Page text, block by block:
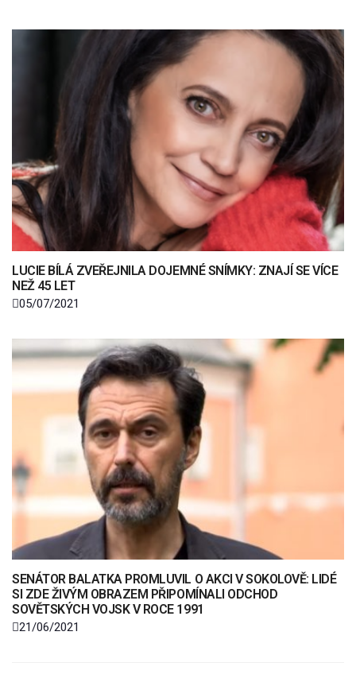
LUCIE BÍLÁ ZVEŘEJNILA DOJEMNÉ SNÍMKY: ZNAJÍ SE VÍCE
NEŽ 45 LET
05/07/2021
SENÁTOR BALATKA PROMLUVIL O AKCI V SOKOLOVĚ: LIDÉ
SI ZDE ŽIVÝM OBRAZEM PŘIPOMÍNALI ODCHOD
SOVĚTSKÝCH VOJSK V ROCE 1991
21/06/2021